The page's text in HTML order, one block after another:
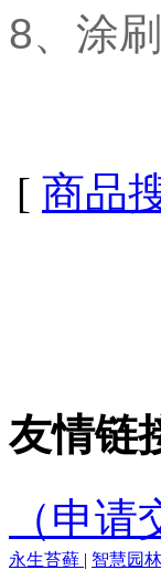
8、涂
[ 商品
友情链
（申请
永生苔藓 | 智慧园林